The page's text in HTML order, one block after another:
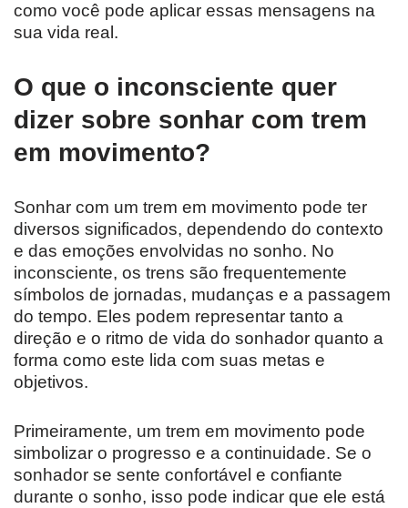
como você pode aplicar essas mensagens na
sua vida real.
O que o inconsciente quer
dizer sobre sonhar com trem
em movimento?
Sonhar com um trem em movimento pode ter
diversos significados, dependendo do contexto
e das emoções envolvidas no sonho. No
inconsciente, os trens são frequentemente
símbolos de jornadas, mudanças e a passagem
do tempo. Eles podem representar tanto a
direção e o ritmo de vida do sonhador quanto a
forma como este lida com suas metas e
objetivos.
Primeiramente, um trem em movimento pode
simbolizar o progresso e a continuidade. Se o
sonhador se sente confortável e confiante
durante o sonho, isso pode indicar que ele está